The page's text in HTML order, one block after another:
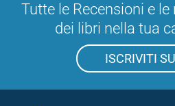
Tutte le Recensioni e
dei libri nella tua
ISCRIVITI